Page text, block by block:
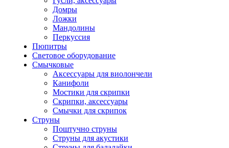
Домры
Ложки
Мандолины
Перкуссия
Пюпитры
Световое оборудование
Смычковые
Аксессуары для виолончели
Канифоли
Мостики для скрипки
Скрипки, аксессуары
Смычки для скрипок
Струны
Поштучно струны
Струны для акустики